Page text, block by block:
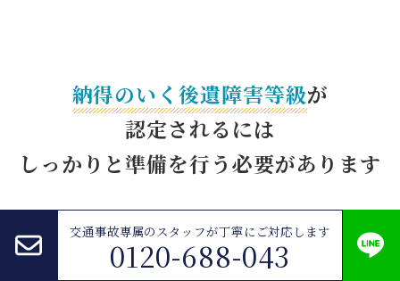
納得のいく後遺障害等級が
認定されるには
しっかりと準備を行う必要があります
交通事故専属のスタッフが丁寧にご対応します
0120-688-043